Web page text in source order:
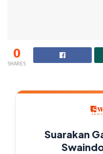
0
SHARES
Suarakan